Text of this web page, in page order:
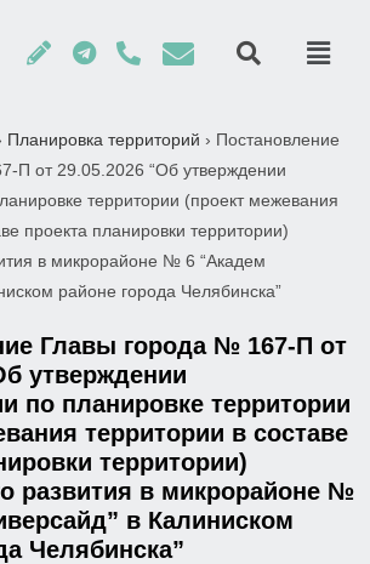
Планировка территорий › Постановление
П от 29.05.2026 “Об утверждении
территории (проект межевания
проекта планировки территории)
в микрорайоне № 6 “Академ
районе города Челябинска”
Главы города № 167-П от
утверждении
по планировке территории
территории в составе
территории)
развития в микрорайоне №
в Калиниском
Челябинска”